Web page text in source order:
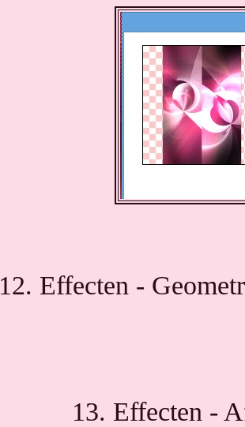
12. Effecten -
13. Effecten -